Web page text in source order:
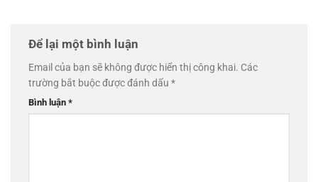
Để lại một bình luận
Email của bạn sẽ không được hiển thị công khai. Các
trường bắt buộc được đánh dấu *
Bình luận *